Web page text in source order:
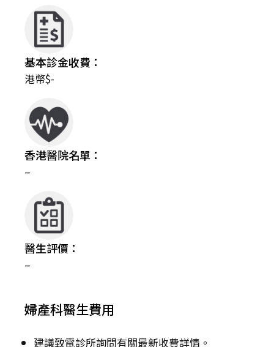
基本診金收費：
港幣$-
香港醫院名單：
–
醫生評價：
–
婦產科醫生費用
建議致電診所詢問有關最新收費詳情。